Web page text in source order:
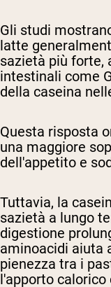
Gli studi
latte
sazietà più forte,
intestinali come
della caseina
Questa risposta
una maggiore
dell'appetito e
Tuttavia, la
sazietà a lungo
digestione
aminoacidi aiuta
pienezza tra i
l'apporto